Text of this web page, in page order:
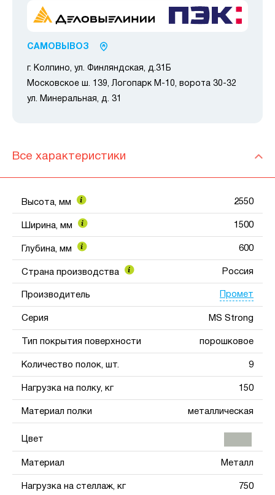
САМОВЫВОЗ
г. Колпино, ул. Финляндская, д.31Б
Московское ш. 139, Логопарк М-10, ворота 30-32
ул. Минеральная, д. 31
Все характеристики
Высота, мм 2550
Ширина, мм 1500
Глубина, мм 600
Страна производства Россия
Производитель Промет
Серия MS Strong
Тип покрытия поверхности порошковое
Количество полок, шт. 9
Нагрузка на полку, кг 150
Материал полки металлическая
Цвет
Материал Металл
Нагрузка на стеллаж, кг 750